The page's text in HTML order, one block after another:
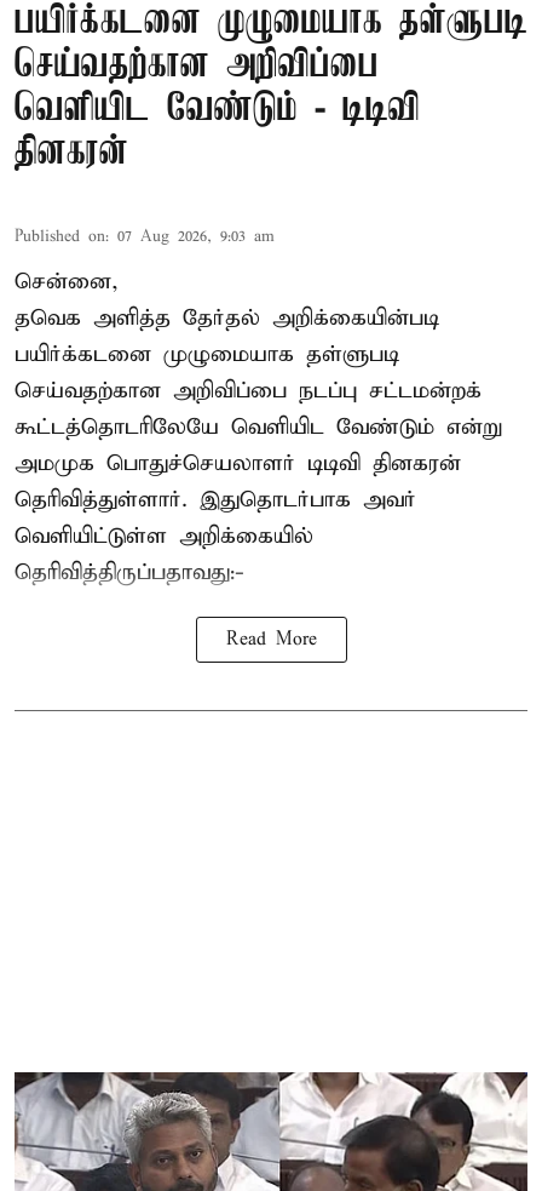
பயிர்க்கடனை முழுமையாக தள்ளுபடி
செய்வதற்கான அறிவிப்பை
வெளியிட வேண்டும் - டிடிவி
தினகரன்
Published on: 07 Aug 2026, 9:03 am
சென்னை,
தவெக அளித்த தேர்தல் அறிக்கையின்படி
பயிர்க்கடனை முழுமையாக தள்ளுபடி
செய்வதற்கான அறிவிப்பை நடப்பு சட்டமன்றக்
கூட்டத்தொடரிலேயே வெளியிட வேண்டும் என்று
அமமுக பொதுச்செயலாளர் டிடிவி தினகரன்
தெரிவித்துள்ளார். இதுதொடர்பாக அவர்
வெளியிட்டுள்ள அறிக்கையில்
தெரிவித்திருப்பதாவது:-
Read More